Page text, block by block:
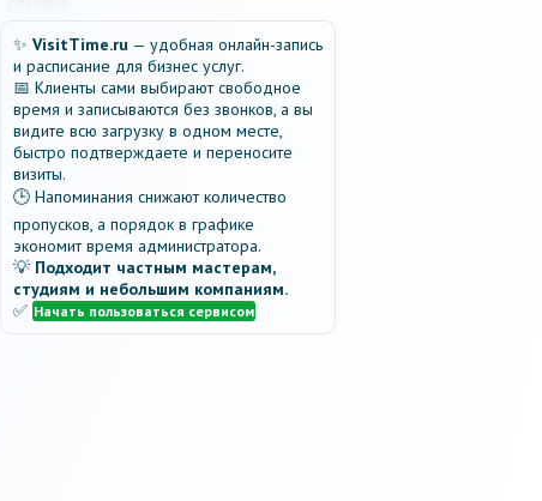
✨ VisitTime.ru — удобная онлайн-запись
и расписание для бизнес услуг.
📅 Клиенты сами выбирают свободное
время и записываются без звонков, а вы
видите всю загрузку в одном месте,
быстро подтверждаете и переносите
визиты.
🕒 Напоминания снижают количество
пропусков, а порядок в графике
экономит время администратора.
💡 Подходит частным мастерам,
студиям и небольшим компаниям.
✅ Начать пользоваться сервисом